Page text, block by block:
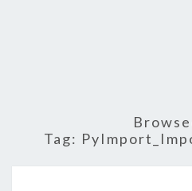
Tag: